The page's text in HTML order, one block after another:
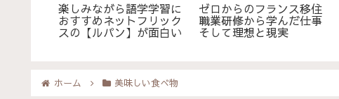
楽しみながら語学学習に
おすすめネットフリック
スの【ルパン】が面白い
ゼロからのフランス移住
職業研修から学んだ仕事
そして理想と現実
ホーム 美味しい食べ物